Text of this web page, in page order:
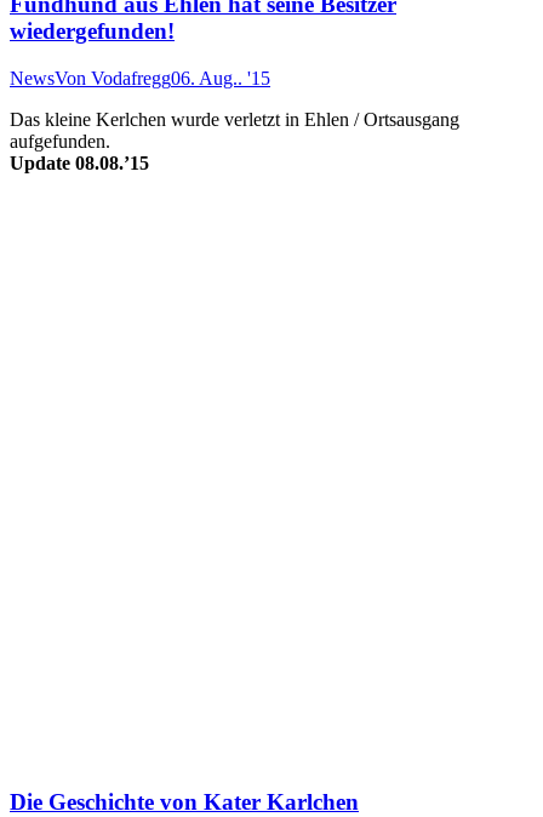
wiedergefunden!
NewsVon Vodafregg06. Aug.. '15
Das kleine Kerlchen wurde verletzt in Ehlen / Ortsausgang
aufgefunden.
Update 08.08.’15
Die Geschichte von Kater Karlchen